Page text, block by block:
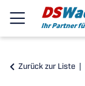
Zurück zur Liste